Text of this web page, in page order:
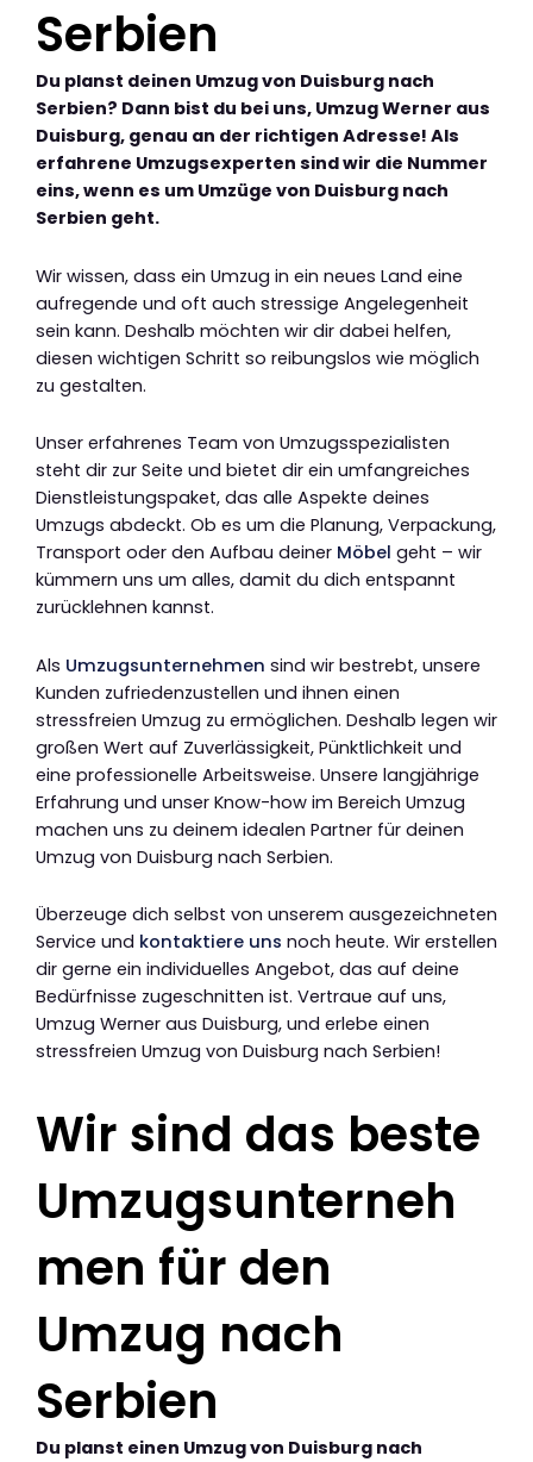
Serbien
Du planst deinen Umzug von Duisburg nach
Serbien? Dann bist du bei uns, Umzug Werner aus
Duisburg, genau an der richtigen Adresse! Als
erfahrene Umzugsexperten sind wir die Nummer
eins, wenn es um Umzüge von Duisburg nach
Serbien geht.
Wir wissen, dass ein Umzug in ein neues Land eine
aufregende und oft auch stressige Angelegenheit
sein kann. Deshalb möchten wir dir dabei helfen,
diesen wichtigen Schritt so reibungslos wie möglich
zu gestalten.
Unser erfahrenes Team von Umzugsspezialisten
steht dir zur Seite und bietet dir ein umfangreiches
Dienstleistungspaket, das alle Aspekte deines
Umzugs abdeckt. Ob es um die Planung, Verpackung,
Transport oder den Aufbau deiner Möbel geht – wir
kümmern uns um alles, damit du dich entspannt
zurücklehnen kannst.
Als Umzugsunternehmen sind wir bestrebt, unsere
Kunden zufriedenzustellen und ihnen einen
stressfreien Umzug zu ermöglichen. Deshalb legen wir
großen Wert auf Zuverlässigkeit, Pünktlichkeit und
eine professionelle Arbeitsweise. Unsere langjährige
Erfahrung und unser Know-how im Bereich Umzug
machen uns zu deinem idealen Partner für deinen
Umzug von Duisburg nach Serbien.
Überzeuge dich selbst von unserem ausgezeichneten
Service und kontaktiere uns noch heute. Wir erstellen
dir gerne ein individuelles Angebot, das auf deine
Bedürfnisse zugeschnitten ist. Vertraue auf uns,
Umzug Werner aus Duisburg, und erlebe einen
stressfreien Umzug von Duisburg nach Serbien!
Wir sind das beste
Umzugsunterneh
men für den
Umzug nach
Serbien
Du planst einen Umzug von Duisburg nach